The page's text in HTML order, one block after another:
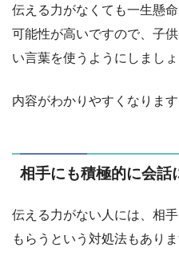
伝える力がなくても一生懸
可能性が高いですので、子
い言葉を使うようにしましょ
内容がわかりやすくなります
相手にも積極的に会話
伝える力がない人には、相
もらうという対処法もありま